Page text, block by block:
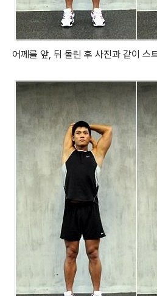
어께를 앞, 뒤 돌린 후 사진과 같이 스